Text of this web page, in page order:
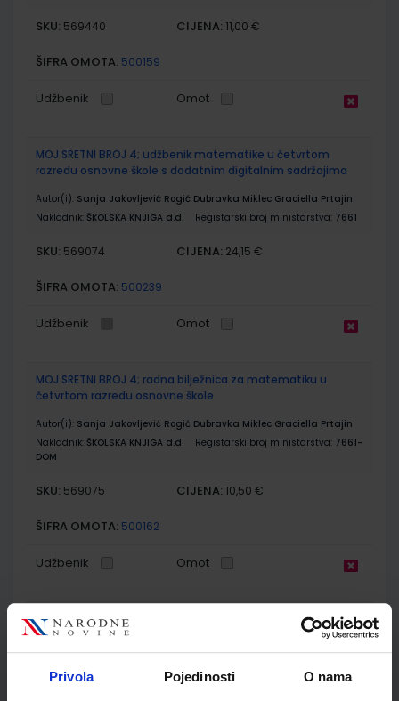
Privola Pojedinosti O nama
SKU: 569440 CIJENA: 11,00 €
ŠIFRA OMOTA: 500159
Udžbenik Omot
MOJ SRETNI BROJ 4; udžbenik matematike u četvrtom
razredu osnovne škole s dodatnim digitalnim sadržajima
Autor(i): Sanja Jakovljević Rogić Dubravka Miklec Graciella Prtajin
Nakladnik: ŠKOLSKA KNJIGA d.d. Registarski broj ministarstva: 7661
SKU: 569074 CIJENA: 24,15 €
ŠIFRA OMOTA: 500239
Udžbenik Omot
MOJ SRETNI BROJ 4; radna bilježnica za matematiku u
četvrtom razredu osnovne škole
Autor(i): Sanja Jakovljević Rogić Dubravka Miklec Graciella Prtajin
Nakladnik: ŠKOLSKA KNJIGA d.d. Registarski broj ministarstva: 7661-
DOM
SKU: 569075 CIJENA: 10,50 €
ŠIFRA OMOTA: 500162
Udžbenik Omot
MOJ SRETNI BROJ 4; zbirka zadataka za matematiku u
četvrtom razredu osnovne škole
Nakladnik:ŠKOLSKA KNJIGA d.d. Registarski broj ministarstva:7661-